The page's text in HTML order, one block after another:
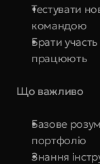
Тестувати
командою
Брати
працюють
Що важливо
Базове
портфоліо
Знання